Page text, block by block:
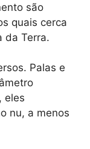
são
quais cerca
da Terra.
Palas e
eles
nu, a menos